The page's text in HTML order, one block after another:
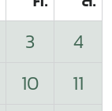
3
4
10
11